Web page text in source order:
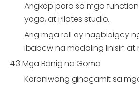
Angkop para sa mga
yoga, at Pilates studio.
Ang mga roll ay nagbibigay
ibabaw na madaling linisin at
4.3 Mga Banig na Goma
Karaniwang ginagamit sa